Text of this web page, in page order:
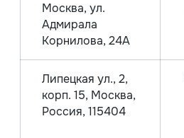
Москва, ул.
Адмирала
Корнилова, 24А
Липецкая ул., 2,
корп. 15, Москва,
Россия, 115404